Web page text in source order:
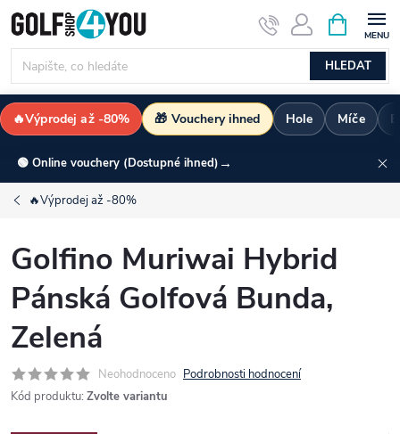
Přejít
na
obsah
HLEDAT
NÁKUPNÍ
KOŠÍK
🔥Výprodej až -80% 🎁 Vouchery ihned Hole Míče
🟢 Online vouchery (Dostupné ihned) →
🔥Výprodej až -80%
Golfino Muriwai Hybrid
Pánská Golfová Bunda,
Zelená
Neohodnoceno Podrobnosti hodnocení
Kód produktu: Zvolte variantu